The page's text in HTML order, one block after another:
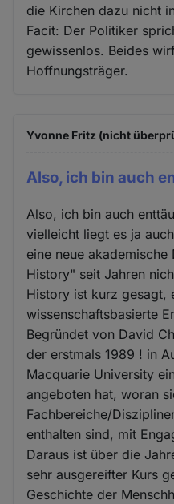
die Kirchen dazu nicht
Facit: Der Politiker
gewissenlos. Beides
Hoffnungsträger.
Yvonne Fritz (nicht
Also, ich bin auch
Also, ich bin auch
vielleicht liegt es ja
eine neue
History" seit Jahren
History ist kurz gesagt,
wissenschaftsbasierte
Begründet von David
der erstmals 1989 ! in
Macquarie University
angeboten hat, woran
Fachbereiche/
enthalten sind, mit
Daraus ist über die
sehr ausgereifter Kurs
Geschichte der